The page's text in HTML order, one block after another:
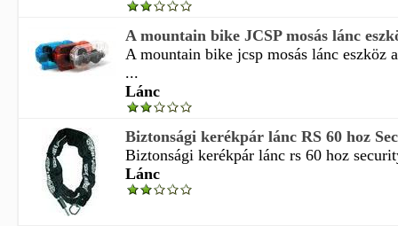
A mountain bike JCSP mosás lánc
A mountain bike jcsp mosás lánc eszköz
...
Lánc
Biztonsági kerékpár lánc RS 60 hoz
Biztonsági kerékpár lánc rs 60 hoz
Lánc